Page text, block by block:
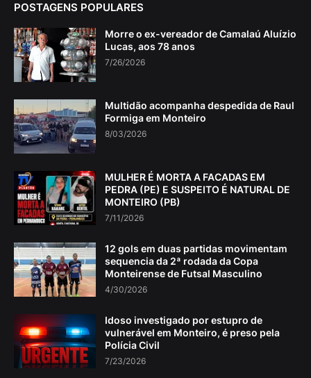
POSTAGENS POPULARES
Morre o ex-vereador de Camalaú Aluízio
Lucas, aos 78 anos
7/26/2026
Multidão acompanha despedida de Raul
Formiga em Monteiro
8/03/2026
MULHER É MORTA A FACADAS EM
PEDRA (PE) E SUSPEITO É NATURAL DE
MONTEIRO (PB)
7/11/2026
12 gols em duas partidas movimentam
sequencia da 2ª rodada da Copa
Monteirense de Futsal Masculino
4/30/2026
Idoso investigado por estupro de
vulnerável em Monteiro, é preso pela
Polícia Civil
7/23/2026